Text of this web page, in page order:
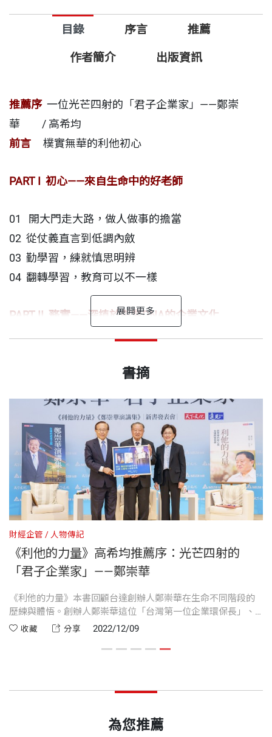
50年來，台達持續不斷精進，以務實、誠信為本，再
加上創新、永續的企業核心價值，持續走在時代的前
學習脫貧，如何因著熱心幫客戶解決問題而意外走上
創業之路，又如何和員工不斷創新精進，持續以「利
他」的精神，成為節能減碳的實踐者，為環保節能、
時，也為企業開創出新局。
創辦人鄭崇華這位「台灣第一位企業環保長」、「台
灣科技教父」，數十年來懷抱「受人點滴，湧泉以
報」的感恩之心，將這股利他的精神發揚光大，積極
回饋社會，做善事、植善苗，在兩岸成立基金會，設
獎學金、辦講座、捐建綠建築、成立磨課師全力培育
下一代，將溫暖的火炬繼續傳遞下去，照亮這個世
界，也照亮更多人。讓大家看見：只要秉持信念，懷
利他，帶來永續——
● 在重利、競爭的商場上，若能保持一貫真心、真
誠相待，更能贏得信賴，成就長久合作的夥伴關係。
● 企業不能只顧眼前利益，要放遠未來，了解市場
的需要，開發並製造對社會真正有價值的產品，才能
贏得客戶的尊重和信任。
● 主管要多看員工的優點，把人才用在對的地方。
如果每個人的優點都能被發掘出來，會有更大的發揮
空間。
● 實踐綠色環保的信念，不但是台達創新的根源，
也為企業帶來商機，成為台達永續經營發展重要的一
提升，是未來全球各行各業面臨的挑戰。
域，預期將是未來 5 到 10 年的機會。
目錄 序言 推薦
作者簡介 出版資訊
推薦序一位光芒四射的「君子企業家」——鄭崇
華 / 高希均
前言 樸實無華的利他初心
PART I 初心——來自生命中的好老師
01 開大門走大路，做人做事的擔當
02 從仗義直言到低調內斂
03 勤學習，練就慎思明辨
04 翻轉學習，教育可以不一樣
PART II 務實——深植於創業DNA的企業文化
06 堅持品質，是永續經營的根基
08 創造藍海，不和別人做一樣的產品
09 知人善任，用真心回饋員工
10 快速敏捷，使命必達
PART III 精進——唯有不斷創新，才能永續經營
12 轉型不能停，迎向Delta新紀元
13 厚植研發能量，與時俱進
15 不放棄，才有新機會——迎向電動車時代
16 跟著節能減碳走——結合環保與創新的信念
18 低調點燈，多方培育人才
光芒四射的「君子企業家」——鄭崇華
文 / 高希均，遠見．天下文化事業群創辦人
經濟的繁榮與科技的應用，需要企業家；文明的進步
與社會的和諧，需要君子風範的普及與大家的推崇。
因此我對「君子」與「企業家」特別地嚮往與尊敬。
當前的台灣，既少君子，也少大企業家。
（一）什麼是「君子企業家」？
當君子的特質展現在企業家身上時，他們會比「社
會」企業家更懂得經營企業，會比「良心」企業家更
能發揮社會責任。
什麼是「君子」的特質？與企業結合，重要的幾項
是：
例時，就立刻想到一個名字，他的品德、事業、海內
中第一位的「君子企業家」就是台達電子創辦人鄭崇
華先生。在世界動盪中，鄭崇華這位光芒四射的「君
子」，多次證實，只要堅持夢想、專注付出、堅持做
有價值的事，「企業家」就能成為人類正向發展的動
力。他與台達利人利己的經營哲學，值得所有人效
法、學習。」
——高希均，遠見・天下文化事業群創辦人
自由作家、文字工作者、資深媒體人。以筆耕為業，
第24屆「金書獎」得主，以《傳誠：台灣電聲推手
廖祿立的人生思索》，榮獲111年度【傳記類】得獎
金書。
第22屆「金書獎」得主，以《成功，就是要快速砍
掉重練：電商黑馬創業家兄弟屢創驚人營收的55個
商業智慧》，榮獲109年度【創新與創業類】得獎金
書。
其餘著有《電動車產業大未來》（宣明智合著）、
《誠義：侯貞雄與台灣鋼鐵產業七十年》、《黑松百
年之道：堅持夢想的腳步》、《席夢思：百年美眠巨
書號 BCB785
出版社 天下文化
裝幀 軟皮精裝
開本 14.8x21cm
印刷規格 部分彩色
書摘
財經企管 人物傳記
《利他的力量》高希均推薦序：光芒四射的
「君子企業家」——鄭崇華
《利他的力量》本書回顧台達創辦人鄭崇華在生命不同階段的
歷練與體悟。創辦人鄭崇華這位「台灣第一位企業環保長」、
「台灣科技教父」，數十年來懷抱「受人點滴，湧泉以報」的
事、植善苗，在兩岸成立基金會，設獎學金、辦講座、捐建綠
念，懷抱利他的精神，朝著理想勇敢去做，自然就會帶來力
收藏 分享 2022/12/09
為您推薦